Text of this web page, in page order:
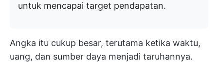
untuk mencapai target pendapatan.
Angka itu cukup besar, terutama ketika waktu,
uang, dan sumber daya menjadi taruhannya.